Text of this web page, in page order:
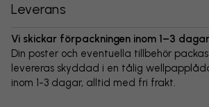
Leverans
Vi skickar förpackningen inom 1–3 dagar
Din poster och eventuella tillbehör
levereras skyddad i en tålig
inom 1-3 dagar, alltid med fri frakt.